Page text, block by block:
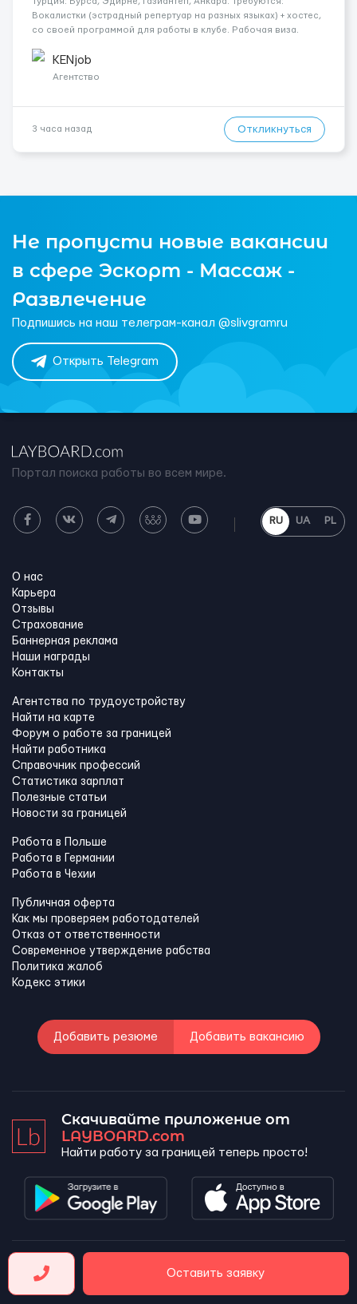
Оставить заявку
Вокалистки (эстрадный репертуар на разных языках) + хостеc,
со своей программой для работы в клубе. Рабочая виза.
одного до трех месяцев. Мед. страховка. Высокая зарплат...
KENjob
Агентство
3 часа назад Откликнуться
Не пропусти новые вакансии
в сфере Эскорт - Массаж -
Развлечение
Подпишись на наш телеграм-канал @slivgramru
Открыть Telegram
Портал поиска работы во всем мире.
RU UA PL
О нас
Карьера
Отзывы
Страхование
Баннерная реклама
Наши награды
Контакты
Агентства по трудоустройству
Найти на карте
Форум о работе за границей
Найти работника
Справочник профессий
Статистика зарплат
Полезные статьи
Новости за границей
Работа в Польше
Работа в Германии
Работа в Чехии
Публичная оферта
Как мы проверяем работодателей
Отказ от ответственности
Современное утверждение рабства
Политика жалоб
Кодекс этики
Добавить резюме Добавить вакансию
Скачивайте приложение от
LAYBOARD.com
Найти работу за границей теперь просто!
LAYBOARD, SL Copyright 2026 ©